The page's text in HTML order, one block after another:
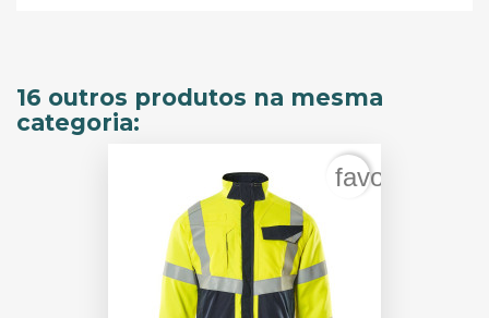
16 outros produtos na mesma
categoria: